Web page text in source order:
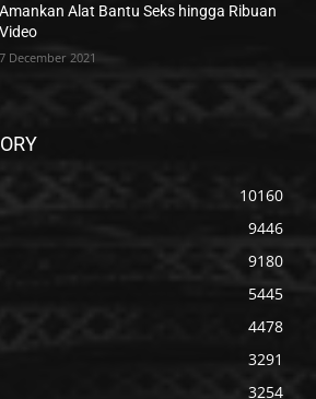
Amankan Alat Bantu Seks hingga Ribuan
Video
7 December 2021
10160
9446
9180
5445
4478
3291
3254